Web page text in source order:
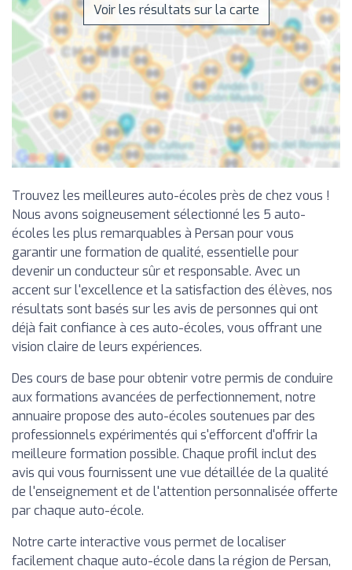
Voir les résultats sur la carte
Trouvez les meilleures auto-écoles près de chez vous !
Nous avons soigneusement sélectionné les 5 auto-
écoles les plus remarquables à Persan pour vous
garantir une formation de qualité, essentielle pour
devenir un conducteur sûr et responsable. Avec un
accent sur l'excellence et la satisfaction des élèves, nos
résultats sont basés sur les avis de personnes qui ont
déjà fait confiance à ces auto-écoles, vous offrant une
vision claire de leurs expériences.
Des cours de base pour obtenir votre permis de conduire
aux formations avancées de perfectionnement, notre
annuaire propose des auto-écoles soutenues par des
professionnels expérimentés qui s'efforcent d'offrir la
meilleure formation possible. Chaque profil inclut des
avis qui vous fournissent une vue détaillée de la qualité
de l'enseignement et de l'attention personnalisée offerte
par chaque auto-école.
Notre carte interactive vous permet de localiser
facilement chaque auto-école dans la région de Persan,